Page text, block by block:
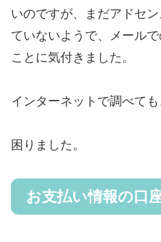
いのですが、まだアドセ
ていないようで、メール
ことに気付きました。
インターネットで調べても
困りました。
お支払い情報の口